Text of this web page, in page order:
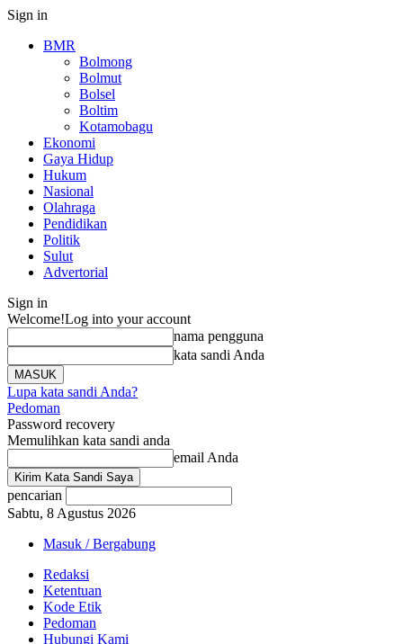
Sign in
BMR
Bolmong
Bolmut
Bolsel
Boltim
Kotamobagu
Ekonomi
Gaya Hidup
Hukum
Nasional
Olahraga
Pendidikan
Politik
Sulut
Advertorial
Sign in
Welcome!Log into your account
nama pengguna
kata sandi Anda
Lupa kata sandi Anda?
Pedoman
Password recovery
Memulihkan kata sandi anda
email Anda
pencarian
Sabtu, 8 Agustus 2026
Masuk / Bergabung
Redaksi
Ketentuan
Kode Etik
Pedoman
Hubungi Kami